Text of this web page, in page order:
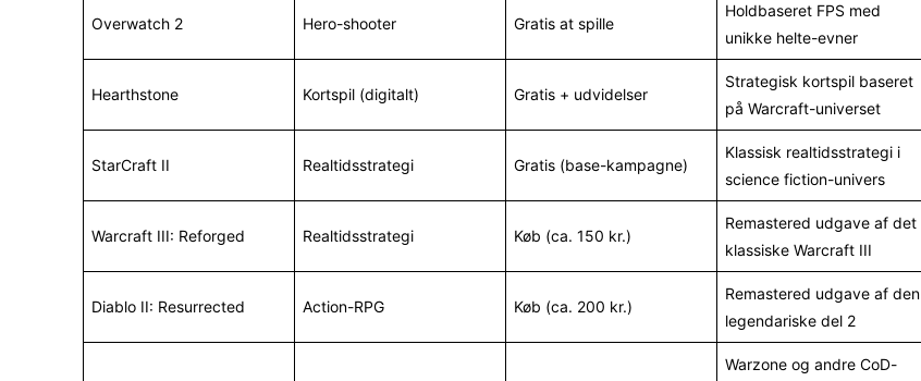
Overwatch 2 Hero-shooter Gratis at spille
Holdbaseret FPS med
unikke helte-evner
Hearthstone Kortspil (digitalt) Gratis + udvidelser
Strategisk kortspil baseret
på Warcraft-universet
StarCraft II Realtidsstrategi Gratis (base-kampagne)
Klassisk realtidsstrategi i
science fiction-univers
Warcraft III: Reforged Realtidsstrategi Køb (ca. 150 kr.)
Remastered udgave af det
klassiske Warcraft III
Diablo II: Resurrected Action-RPG Køb (ca. 200 kr.)
Remastered udgave af den
legendariske del 2
Warzone og andre CoD-